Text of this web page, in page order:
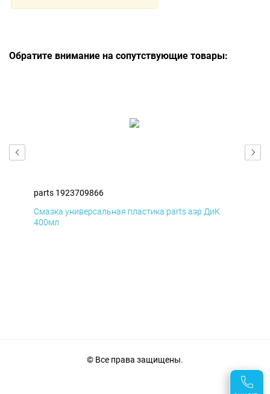
Обратите внимание на сопутствующие товары:
parts 1923709866
Смазка универсальная пластика parts аэр ДиК
400мл
© Все права защищены.